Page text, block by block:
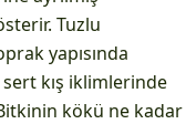
Tuzlu
yapısında
kış iklimlerinde
kökü ne kadar